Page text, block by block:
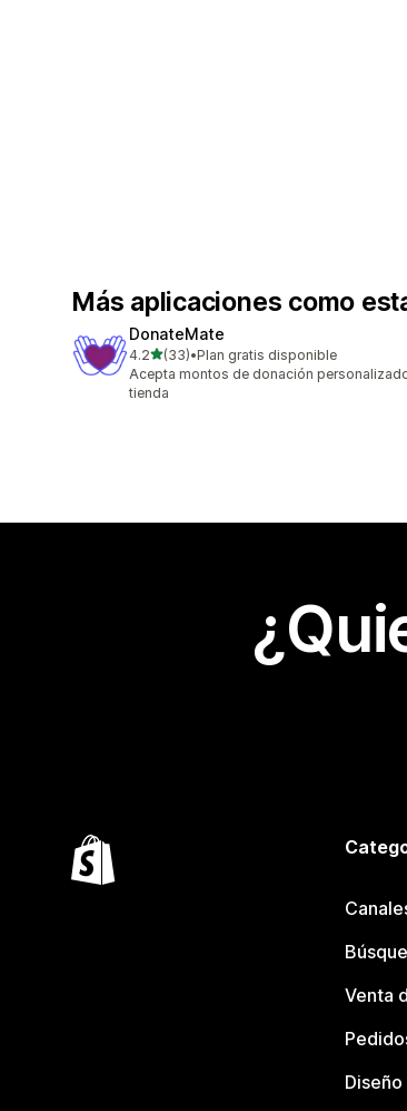
Más aplicaciones como
DonateMate
4.2de 5 estrellas
(33)
33 reseñas en total
•Plan gratis disponible
Acepta montos de donación
tienda
Venta